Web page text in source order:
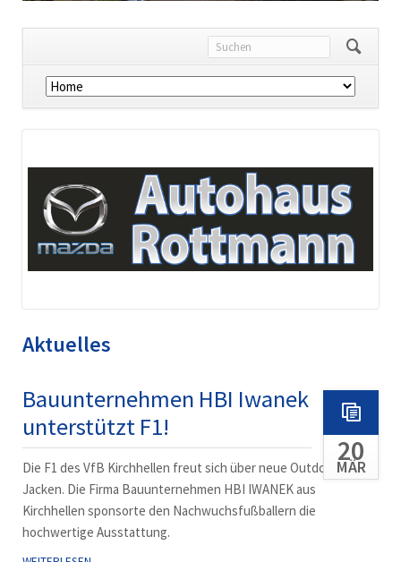
Navigation
überspringen
Aktuelles
Bauunternehmen HBI Iwanek
unterstützt F1!
20
MÄR
Die F1 des VfB Kirchhellen freut sich über neue Outdoor-
Jacken. Die Firma Bauunternehmen HBI IWANEK aus
Kirchhellen sponsorte den Nachwuchsfußballern die
hochwertige Ausstattung.